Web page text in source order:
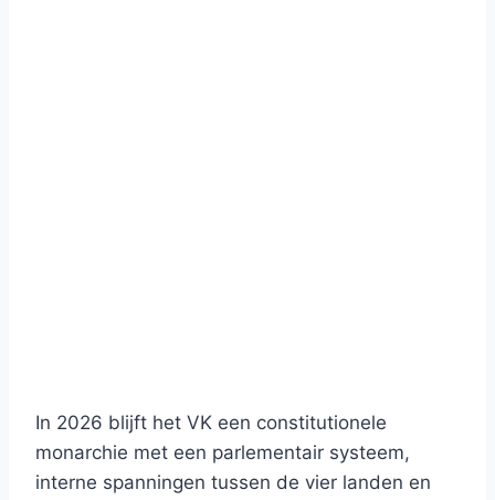
In 2026 blijft het VK een constitutionele
monarchie met een parlementair systeem,
interne spanningen tussen de vier landen en